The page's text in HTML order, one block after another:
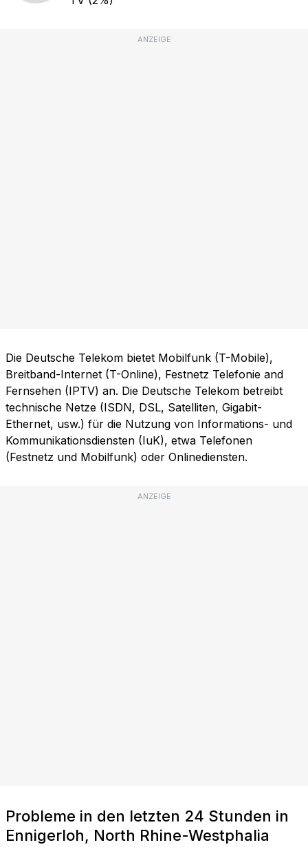
ANZEIGE
Die Deutsche Telekom bietet Mobilfunk (T-Mobile),
Breitband-Internet (T-Online), Festnetz Telefonie and
Fernsehen (IPTV) an. Die Deutsche Telekom betreibt
technische Netze (ISDN, DSL, Satelliten, Gigabit-
Ethernet, usw.) für die Nutzung von Informations- und
Kommunikationsdiensten (IuK), etwa Telefonen
(Festnetz und Mobilfunk) oder Onlinediensten.
ANZEIGE
Probleme in den letzten 24 Stunden in
Ennigerloh, North Rhine-Westphalia